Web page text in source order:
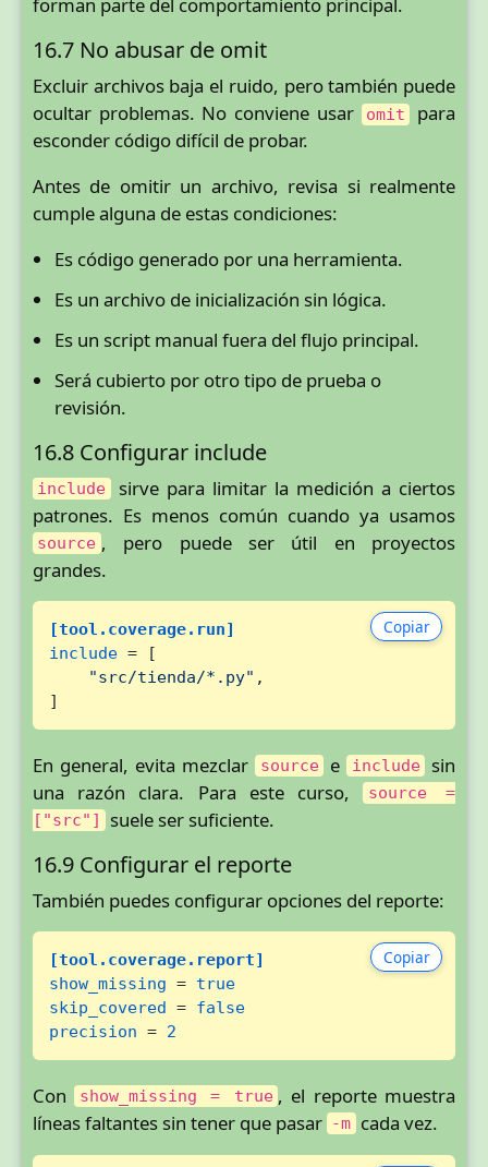
forman parte del comportamiento principal.
16.7 No abusar de omit
Excluir archivos baja el ruido, pero también puede
ocultar problemas. No conviene usar
omit
para
esconder código difícil de probar.
Antes de omitir un archivo, revisa si realmente
cumple alguna de estas condiciones:
Es código generado por una herramienta.
Es un archivo de inicialización sin lógica.
Es un script manual fuera del flujo principal.
Será cubierto por otro tipo de prueba o
revisión.
16.8 Configurar include
include sirve para limitar la medición a ciertos
patrones. Es menos común cuando ya usamos
source , pero puede ser útil en proyectos
grandes.
Copiar
[tool.coverage.run]
include = [
"src/tienda/*.py" ,
]
En general, evita mezclar source e include sin
una razón clara. Para este curso, source =
["src"]
suele ser suficiente.
16.9 Configurar el reporte
También puedes configurar opciones del reporte:
Copiar
[tool.coverage.report]
show_missing = true
skip_covered = false
precision = 2
Con show_missing = true , el reporte muestra
líneas faltantes sin tener que pasar -m cada vez.